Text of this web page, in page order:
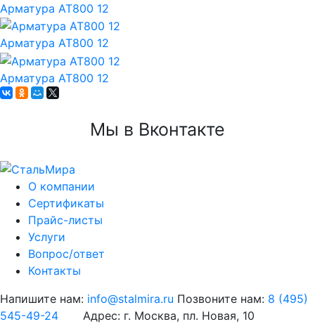
Арматура АТ800 12
Арматура АТ800 12
Арматура АТ800 12
Мы в Вконтакте
О компании
Сертификаты
Прайс-листы
Услуги
Вопрос/ответ
Контакты
Напишите нам: info@stalmira.ru Позвоните нам: 8 (495)
545-49-24 Адрес: г. Москва, пл. Новая, 10